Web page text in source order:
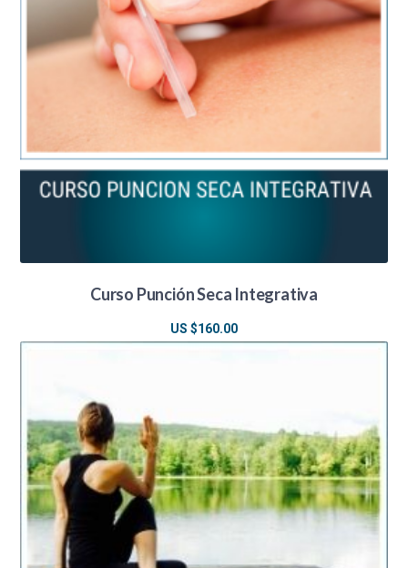
Curso Punción Seca Integrativa
US $160.00